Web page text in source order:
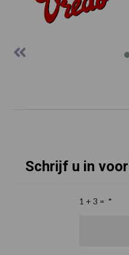
Schrijf u in
1 + 3 = *